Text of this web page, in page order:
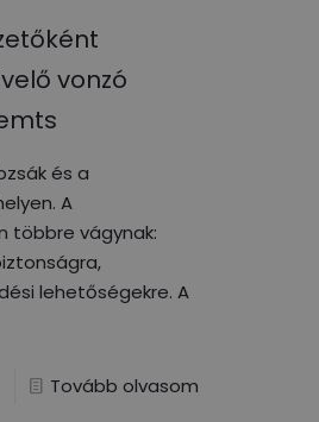
vonzó
és a
A
többre vágynak:
lehetőségekre. A
Tovább olvasom